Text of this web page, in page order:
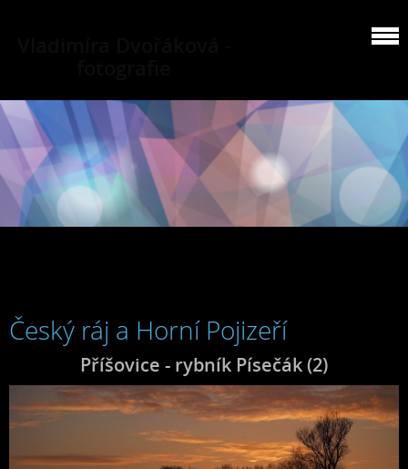
Český ráj a Horní Pojizeří
Příšovice - rybník Písečák (2)